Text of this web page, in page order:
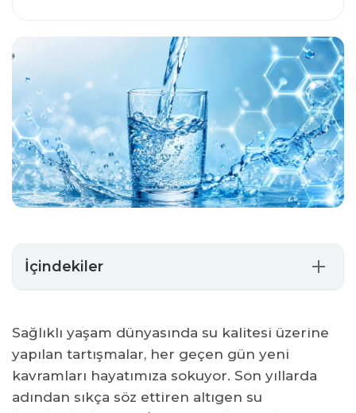
İçindekiler
Altıgen Su Nasıl Elde Edilir?
Manyetik Alan ve Girdap (Vortex) Sistemleri
Biyoseramik ve Mineral Filtreler
Sağlıklı yaşam dünyasında su kalitesi üzerine
yapılan tartışmalar, her geçen gün yeni
kavramları hayatımıza sokuyor. Son yıllarda
adından sıkça söz ettiren altıgen su